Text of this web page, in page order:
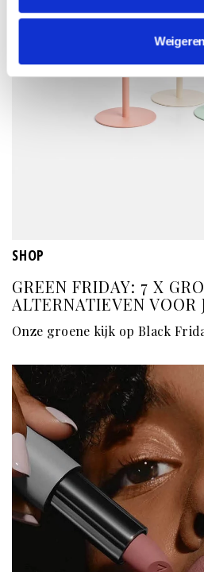
SHOP
GREEN FRIDAY: 7 X
ALTERNATIEVEN VOOR
Onze groene kijk op Black